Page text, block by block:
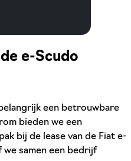
e-Scudo
een betrouwbare
bieden we een
bij de lease van de Fiat e-
we samen een bedrijf